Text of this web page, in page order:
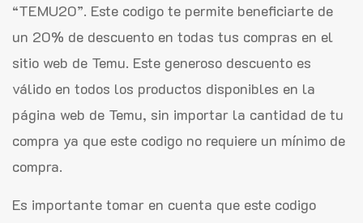
“TEMU20”. Este codigo te permite beneficiarte de
un 20% de descuento en todas tus compras en el
sitio web de Temu. Este generoso descuento es
válido en todos los productos disponibles en la
página web de Temu, sin importar la cantidad de tu
compra ya que este codigo no requiere un mínimo de
compra.
Es importante tomar en cuenta que este codigo